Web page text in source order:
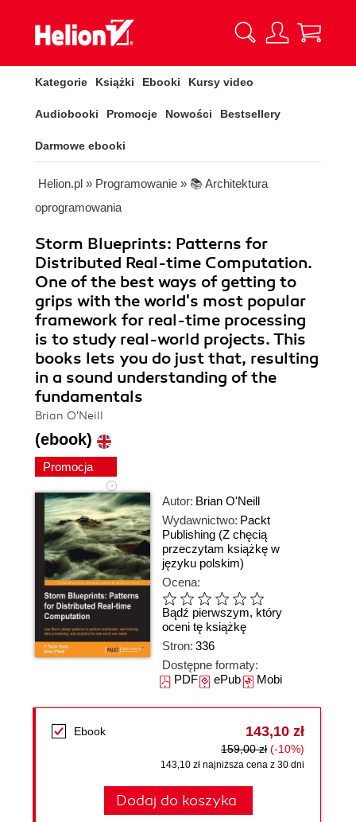
Kategorie Książki Ebooki Kursy video
Audiobooki Promocje Nowości Bestsellery
Darmowe ebooki
Helion.pl » Programowanie » 📚 Architektura
oprogramowania
Storm Blueprints: Patterns for
Distributed Real-time Computation.
One of the best ways of getting to
grips with the world's most popular
framework for real-time processing
is to study real-world projects. This
books lets you do just that, resulting
in a sound understanding of the
fundamentals
Brian O'Neill
(ebook)
Promocja
Autor: Brian O'Neill
Wydawnictwo: Packt
Publishing (Z chęcią
przeczytam książkę w
języku polskim)
Ocena:
Bądź pierwszym, który
oceni tę książkę
Stron: 336
Dostępne formaty:
PDFePubMobi
Ebook 143,10 zł
159,00 zł (-10%)
143,10 zł najniższa cena z 30 dni
Dodaj do koszyka